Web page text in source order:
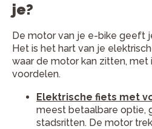
je?
De motor van je e-bike geeft
Het is het hart van je
waar de motor kan zitten, met
voordelen.
Elektrische fiets met
meest betaalbare optie,
stadsritten. De motor